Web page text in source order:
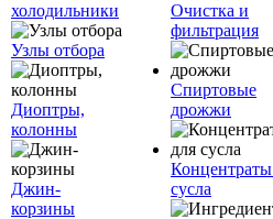
холодильники
Узлы отбора
Диоптры,
колонны
Джин-
корзины
Очистка и
фильтрация
Спиртовые
дрожжи
сусла